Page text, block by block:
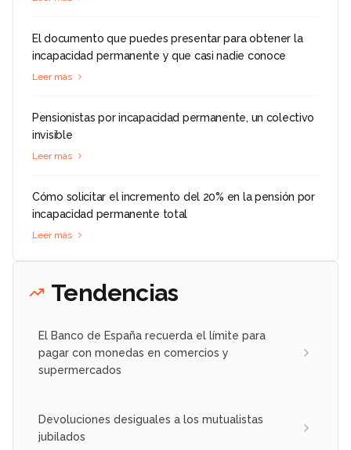
El documento que puedes presentar para obtener la
incapacidad permanente y que casi nadie conoce
Leer más
Pensionistas por incapacidad permanente, un colectivo
invisible
Leer más
Cómo solicitar el incremento del 20% en la pensión por
incapacidad permanente total
Leer más
Tendencias
El Banco de España recuerda el límite para
pagar con monedas en comercios y
supermercados
Devoluciones desiguales a los mutualistas
jubilados